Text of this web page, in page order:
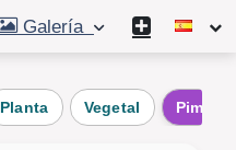
Galería
Planta Vegetal